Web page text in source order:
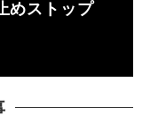
めストップ